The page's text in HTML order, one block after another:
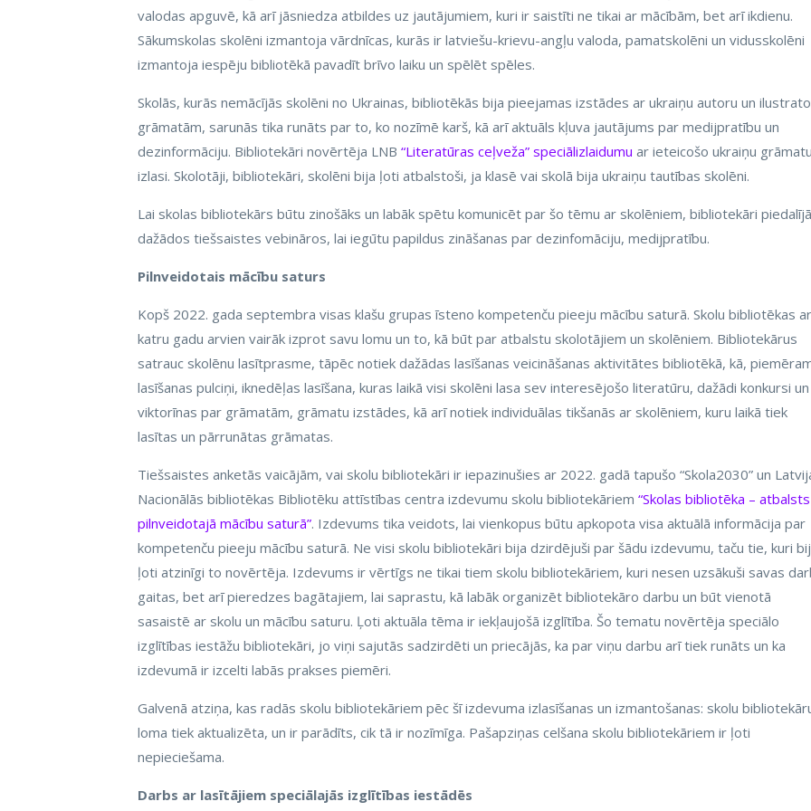
valodas apguvē, kā arī jāsniedza atbildes uz jautājumiem, kuri ir saistīti ne tikai ar mācībām, bet arī ikdienu.
Sākumskolas skolēni izmantoja vārdnīcas, kurās ir latviešu-krievu-angļu valoda, pamatskolēni un vidusskolēni
izmantoja iespēju bibliotēkā pavadīt brīvo laiku un spēlēt spēles.
Skolās, kurās nemācījās skolēni no Ukrainas, bibliotēkās bija pieejamas izstādes ar ukraiņu autoru un
grāmatām, sarunās tika runāts par to, ko nozīmē karš, kā arī aktuāls kļuva jautājums par medijpratību un
dezinformāciju. Bibliotekāri novērtēja LNB “Literatūras ceļveža” speciālizlaidumu ar ieteicošo ukraiņu grāmatu
izlasi. Skolotāji, bibliotekāri, skolēni bija ļoti atbalstoši, ja klasē vai skolā bija ukraiņu tautības skolēni.
Lai skolas bibliotekārs būtu zinošāks un labāk spētu komunicēt par šo tēmu ar skolēniem, bibliotekāri
dažādos tiešsaistes vebināros, lai iegūtu papildus zināšanas par dezinfomāciju, medijpratību.
Pilnveidotais mācību saturs
Kopš 2022. gada septembra visas klašu grupas īsteno kompetenču pieeju mācību saturā. Skolu bibliotēkas ar
katru gadu arvien vairāk izprot savu lomu un to, kā būt par atbalstu skolotājiem un skolēniem. Bibliotekārus
satrauc skolēnu lasītprasme, tāpēc notiek dažādas lasīšanas veicināšanas aktivitātes bibliotēkā, kā,
lasīšanas pulciņi, iknedēļas lasīšana, kuras laikā visi skolēni lasa sev interesējošo literatūru, dažādi konkursi un
viktorīnas par grāmatām, grāmatu izstādes, kā arī notiek individuālas tikšanās ar skolēniem, kuru laikā tiek
lasītas un pārrunātas grāmatas.
Tiešsaistes anketās vaicājām, vai skolu bibliotekāri ir iepazinušies ar 2022. gadā tapušo “Skola2030” un
Nacionālās bibliotēkas Bibliotēku attīstības centra izdevumu skolu bibliotekāriem “Skolas bibliotēka – atbalsts
pilnveidotajā mācību saturā”. Izdevums tika veidots, lai vienkopus būtu apkopota visa aktuālā informācija par
kompetenču pieeju mācību saturā. Ne visi skolu bibliotekāri bija dzirdējuši par šādu izdevumu, taču tie, kuri
ļoti atzinīgi to novērtēja. Izdevums ir vērtīgs ne tikai tiem skolu bibliotekāriem, kuri nesen uzsākuši savas
gaitas, bet arī pieredzes bagātajiem, lai saprastu, kā labāk organizēt bibliotekāro darbu un būt vienotā
sasaistē ar skolu un mācību saturu. Ļoti aktuāla tēma ir iekļaujošā izglītība. Šo tematu novērtēja speciālo
izglītības iestāžu bibliotekāri, jo viņi sajutās sadzirdēti un priecājās, ka par viņu darbu arī tiek runāts un ka
izdevumā ir izcelti labās prakses piemēri.
Galvenā atziņa, kas radās skolu bibliotekāriem pēc šī izdevuma izlasīšanas un izmantošanas: skolu
loma tiek aktualizēta, un ir parādīts, cik tā ir nozīmīga. Pašapziņas celšana skolu bibliotekāriem ir ļoti
nepieciešama.
Darbs ar lasītājiem speciālajās izglītības iestādēs